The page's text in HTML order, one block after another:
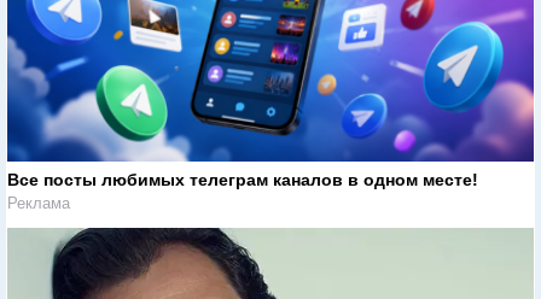
Все посты любимых телеграм каналов в одном месте!
Реклама